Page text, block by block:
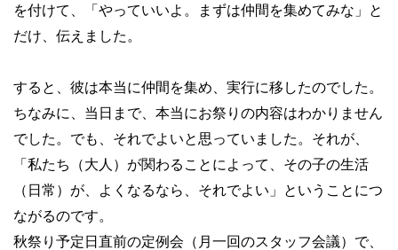
を付けて、「やっていいよ。まずは仲間を集めてみな」と
だけ、伝えました。
すると、彼は本当に仲間を集め、実行に移したのでした。
ちなみに、当日まで、本当にお祭りの内容はわかりません
でした。でも、それでよいと思っていました。それが、
「私たち（大人）が関わることによって、その子の生活
（日常）が、よくなるなら、それでよい」ということにつ
ながるのです。
秋祭り予定日直前の定例会（月一回のスタッフ会議）で、